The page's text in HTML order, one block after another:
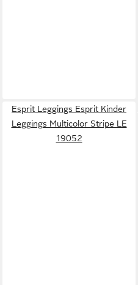
Esprit Leggings Esprit Kinder
Leggings Multicolor Stripe LE
19052